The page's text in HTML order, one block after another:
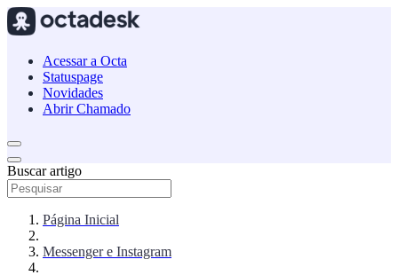
Acessar a Octa
Statuspage
Novidades
Abrir Chamado
Buscar artigo
Página Inicial
Messenger e Instagram